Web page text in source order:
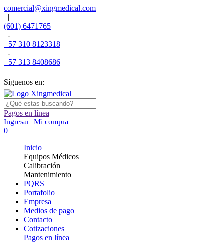
comercial@xingmedical.com
|
(601) 6471765
-
+57 310 8123318
-
+57 313 8408686
Síguenos en:
Pagos en línea
Ingresar Mi compra
0
Inicio
Equipos Médicos
Calibración
Mantenimiento
PQRS
Portafolio
Empresa
Medios de pago
Contacto
Cotizaciones
Pagos en línea